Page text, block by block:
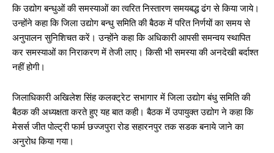
कि उद्योग बन्धुओं की समस्याओं का त्वरित निस्तारण समयबद्ध ढंग से किया जाये।
उन्होंने कहा कि जिला उद्योग बन्धु समिति की बैठक में परित निर्णयों का समय से
अनुपालन सुनिशिचत करें। उन्होंने कहा कि अधिकारी आपसी समन्वय स्थापित
कर समस्याओं का निराकरण में तेजी लाए। किसी भी समस्या की अनदेखी बर्दाश्त
नहीं होगी।
जिलाधिकारी अखिलेश सिंह कलक्ट्रेट सभागार में जिला उद्योग बंधु समिति की
बैठक की अध्यक्षता करते हुए यह बात कही। बैठक में उपायुक्त उद्योग ने कहा कि
मेसर्स जीत पोल्ट्री फार्म छज्जपुरा रोड सहारनपुर तक सडक बनाये जाने का
अनुरोध किया गया।